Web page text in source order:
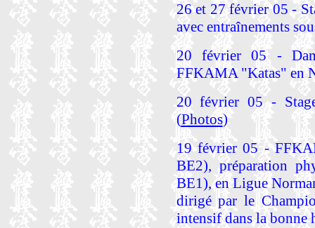
26 et 27 février 05 -
avec entraînements
20 février 05 -
FFKAMA "Katas" en
20 février 05 -
(Photos)
19 février 05 -
BE2), préparation
BE1), en Ligue
dirigé par le
intensif dans la bonne